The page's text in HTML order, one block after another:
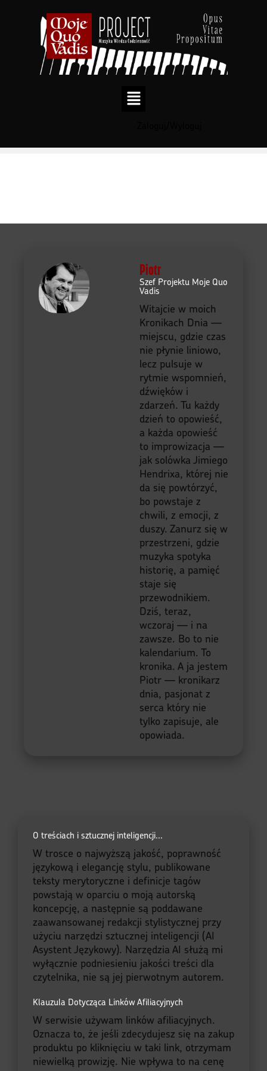
Piotr
Szef Projektu Moje Quo
Vadis
Witajcie w moich
Kronikach Dnia —
miejscu, gdzie czas
nie płynie liniowo,
lecz pulsuje w
rytmie wspomnień,
dźwięków i
zdarzeń. Tu każdy
dzień to opowieść,
a każda opowieść
to improwizacja —
jak solówka Jimiego
Hendrixa, której nie
da się powtórzyć,
bo powstaje z
chwili, z emocji, z
duszy. Zanurz się w
przestrzeni, gdzie
muzyka spotyka
historię, a pamięć
staje się
przewodnikiem.
Dziś, teraz,
wczoraj — i na
zawsze. Bo to nie
kalendarium. To
kronika. A ja jestem
Piotr — kronikarz
dnia, pasjonat z
serca który nie
tylko zapisuje, ale
opowiada.
O treściach i sztucznej inteligencji...
W trosce o najwyższą jakość, poprawność
językową i elegancję stylu, publikowane
teksty merytoryczne i definicje tagów
powstają w oparciu o moją autorską
koncepcję, a następnie są poddawane
zaawansowanej redakcji stylistycznej przy
użyciu narzędzi sztucznej inteligencji (AI
Asystent Językowy). Narzędzia AI służą mi
wyłącznie podniesieniu jakości treści dla
czytelnika, nie są jej pierwotnym autorem.
Klauzula Dotycząca Linków Afiliacyjnych
W serwisie używam linków afiliacyjnych.
Oznacza to, że jeśli zdecydujesz się na zakup
produktu po kliknięciu w taki link, otrzymam
niewielką prowizję. Nie wpływa to na cenę